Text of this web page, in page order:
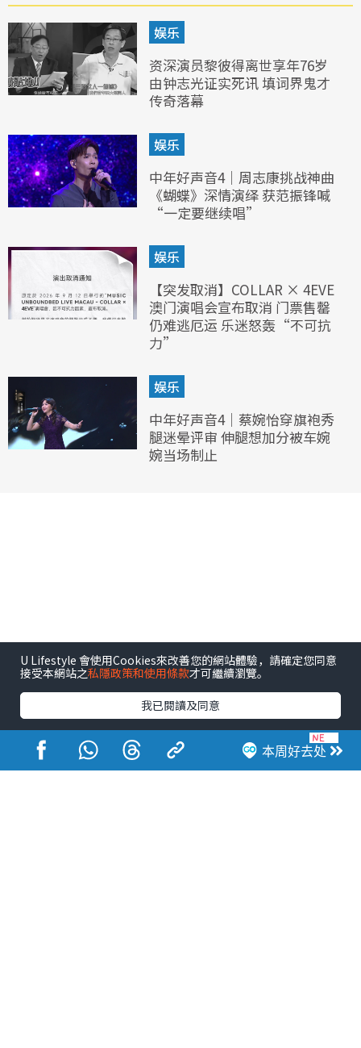
娱乐
资深演员黎彼得离世享年76岁
由钟志光证实死讯 填词界鬼才
传奇落幕
娱乐
中年好声音4｜周志康挑战神曲
《蝴蝶》深情演绎 获范振锋喊
“一定要继续唱”
娱乐
【突发取消】COLLAR × 4EVE
澳门演唱会宣布取消 门票售罄
仍难逃厄运 乐迷怒轰“不可抗
力”
娱乐
中年好声音4｜蔡婉怡穿旗袍秀
腿迷晕评审 伸腿想加分被车婉
婉当场制止
本周好去处
U Lifestyle 會使用Cookies來改善您的網站體驗，請確定您同意
接受本網站之私隱政策和使用條款才可繼續瀏覽。
我已閱讀及同意